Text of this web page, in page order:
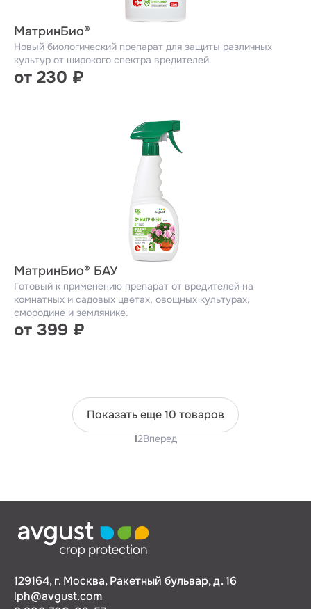
МатринБио®
Новый биологический препарат для защиты различных
культур от широкого спектра вредителей.
от 230 ₽
МатринБио® БАУ
Готовый к применению препарат от вредителей на
комнатных и садовых цветах, овощных культурах,
смородине и землянике.
от 399 ₽
Показать еще 10 товаров
12Вперед
129164, г. Москва, Ракетный бульвар, д. 16
lph@avgust.com